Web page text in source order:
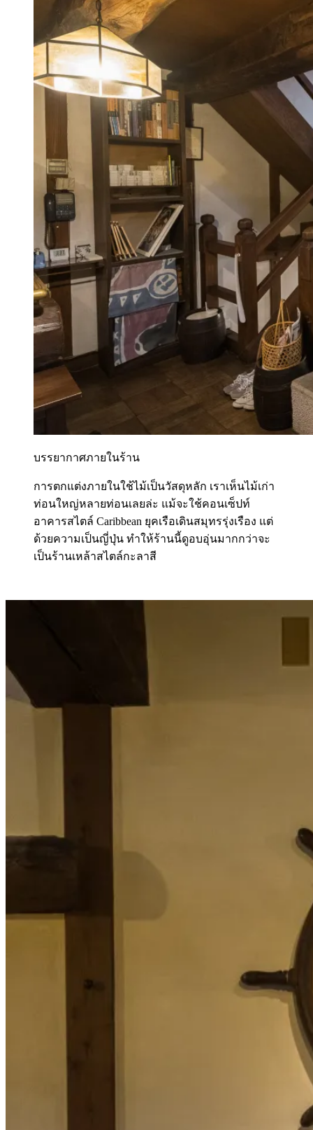
บรรยากาศภายในร้าน
การตกแต่งภายในใช้ไม้เป็นวัสดุหลัก เราเห็นไม้เก่า
ท่อนใหญ่หลายท่อนเลยล่ะ แม้จะใช้คอนเซ็ปท์
อาคารสไตล์ Caribbean ยุคเรือเดินสมุทรรุ่งเรือง แต่
ด้วยความเป็นญี่ปุ่น ทำให้ร้านนี้ดูอบอุ่นมากกว่าจะ
เป็นร้านเหล้าสไตล์กะลาสี